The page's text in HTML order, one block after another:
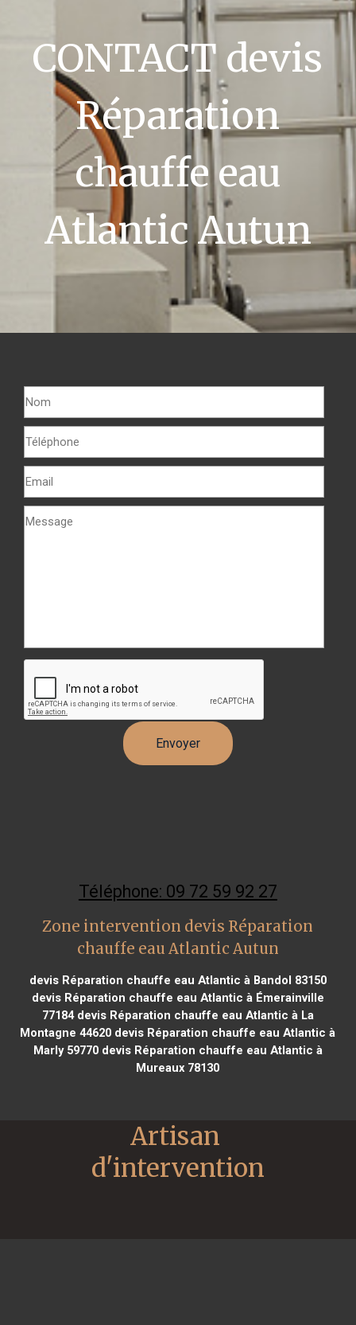
CONTACT devis
Réparation
chauffe eau
Atlantic Autun
Téléphone: 09 72 59 92 27
Zone intervention devis Réparation
chauffe eau Atlantic Autun
devis Réparation chauffe eau Atlantic à Bandol 83150
devis Réparation chauffe eau Atlantic à Émerainville
77184devis Réparation chauffe eau Atlantic à La
Montagne 44620 devis Réparation chauffe eau Atlantic à
Marly 59770devis Réparation chauffe eau Atlantic à
Mureaux 78130
Artisan
d'intervention